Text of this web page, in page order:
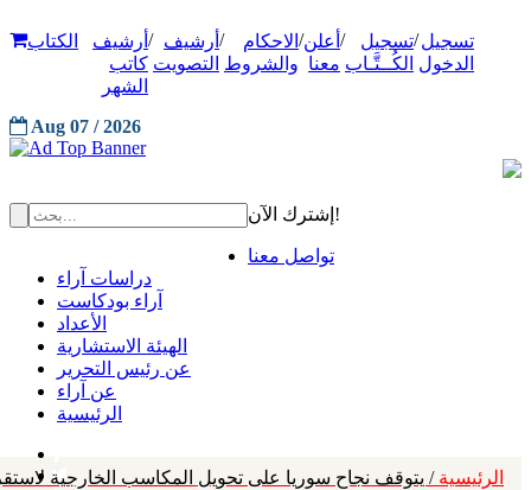
تسجيل
الدخول
/تسجيل
الكُــتَّـاب
/ أعلن
معنا
/ الاحكام
والشروط
/ أرشيف
التصويت
/ أرشيف
كاتب
الشهر
الكتاب
Aug 07 / 2026
إشترك الآن!
تواصل معنا
دراسات آراء
آراء بودكاست
الأعداد
الهيئة الاستشارية
عن رئيس التحرير
عن آراء
الرئيسية
الرئيسية / يتوقف نجاح سوريا على تحويل المكاسب الخارجية